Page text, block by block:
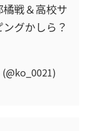
戦＆高校サ
グかしら？